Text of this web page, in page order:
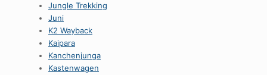
Jungle Trekking
Juni
K2 Wayback
Kaipara
Kanchenjunga
Kastenwagen